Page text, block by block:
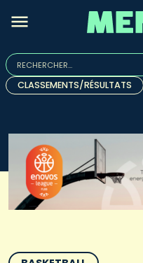
Rechercher :
Quand les résultats de
CLASSEMENTS/RÉSULTATS